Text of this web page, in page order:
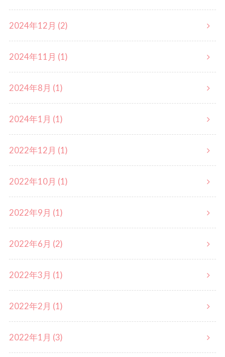
2024年12月 (2)
2024年11月 (1)
2024年8月 (1)
2024年1月 (1)
2022年12月 (1)
2022年10月 (1)
2022年9月 (1)
2022年6月 (2)
2022年3月 (1)
2022年2月 (1)
2022年1月 (3)